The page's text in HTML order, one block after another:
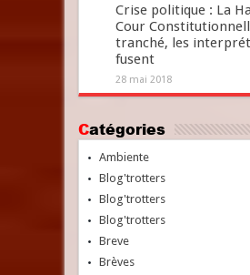
Crise politique : La
Cour
tranché, les
fusent
28 mai 2018
Catégories
Ambiente
Blog'trotters
Blog'trotters
Blog'trotters
Breve
Brèves